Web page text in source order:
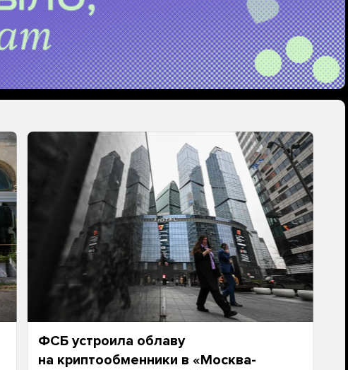
ФСБ устроила облаву
на криптообменники в «Москва-